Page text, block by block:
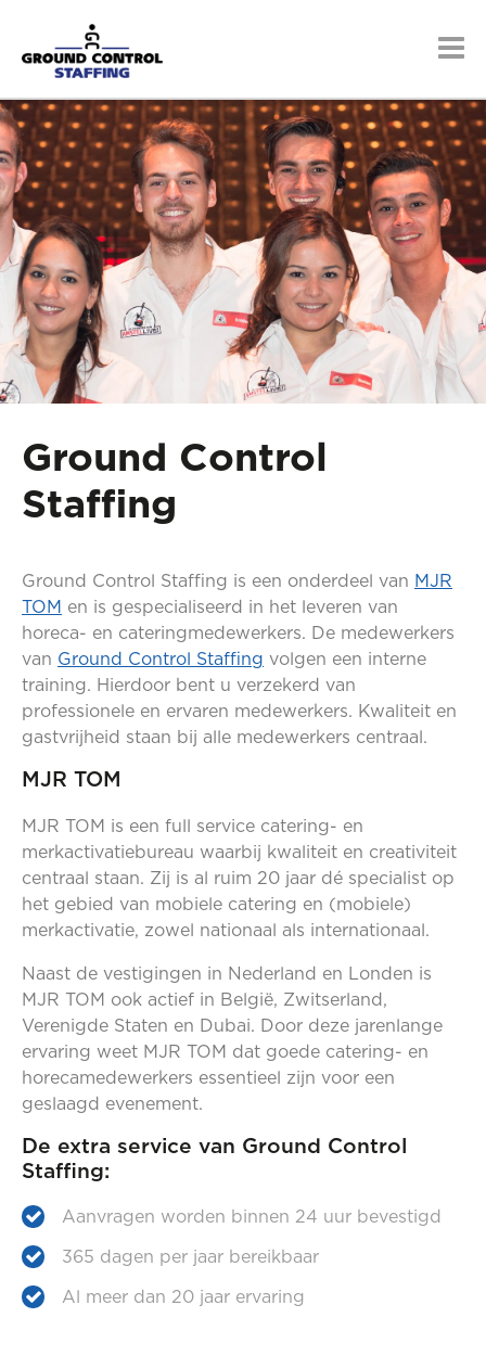
Ground Control
Staffing
Ground Control Staffing is een onderdeel van MJR
TOM en is gespecialiseerd in het leveren van
horeca- en cateringmedewerkers. De medewerkers
van Ground Control Staffing volgen een interne
training. Hierdoor bent u verzekerd van
professionele en ervaren medewerkers. Kwaliteit en
gastvrijheid staan bij alle medewerkers centraal.
MJR TOM
MJR TOM is een full service catering- en
merkactivatiebureau waarbij kwaliteit en creativiteit
centraal staan. Zij is al ruim 20 jaar dé specialist op
het gebied van mobiele catering en (mobiele)
merkactivatie, zowel nationaal als internationaal.
Naast de vestigingen in Nederland en Londen is
MJR TOM ook actief in België, Zwitserland,
Verenigde Staten en Dubai. Door deze jarenlange
ervaring weet MJR TOM dat goede catering- en
horecamedewerkers essentieel zijn voor een
geslaagd evenement.
De extra service van Ground Control
Staffing:
Aanvragen worden binnen 24 uur bevestigd
365 dagen per jaar bereikbaar
Al meer dan 20 jaar ervaring